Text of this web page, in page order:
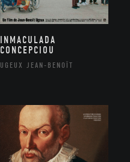
INMACULADA
CONCEPCIOU
UGEUX JEAN-BENOÎT